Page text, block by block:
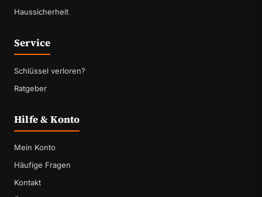
Haussicherheit
Service
Schlüssel verloren?
Ratgeber
Hilfe & Konto
Mein Konto
Häufige Fragen
Kontakt